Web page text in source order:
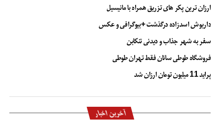
ارزان ترین پکر های تزریق همراه با مانیسیل
داریوش اسدزاده درگذشت +بیوگرافی و عکس
سفر به شهر جذاب و دیدنی تنکابن
فروشگاه طوطی سانان فقط تهران طوطی
پراید 11 میلیون تومان ارزان شد
آخرین اخبار